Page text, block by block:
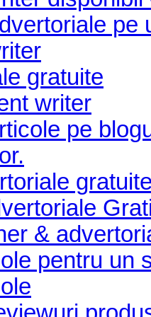
pe
gratuite
writer
pe
&
pentru un